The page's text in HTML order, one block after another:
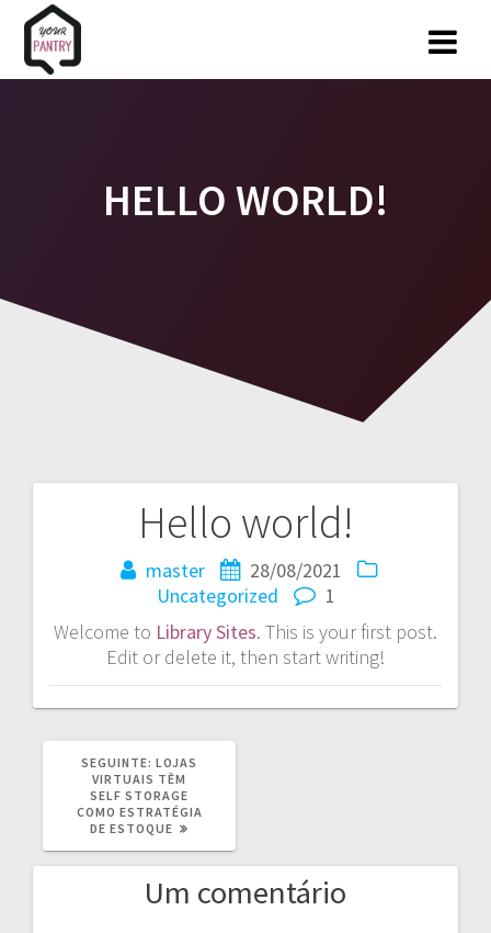
HELLO WORLD!
Hello world!
master
28/08/2021
Uncategorized
1
Welcome to Library Sites. This is your first post.
Edit or delete it, then start writing!
Navegação
Post
SEGUINTE: POST
SEGUINTE:
LOJAS
VIRTUAIS TÊM
SELF STORAGE
COMO ESTRATÉGIA
DE ESTOQUE
Um comentário